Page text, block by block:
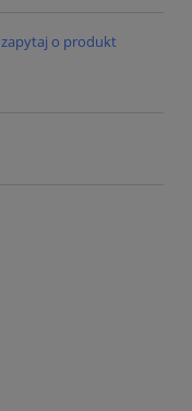
zapytaj o produkt